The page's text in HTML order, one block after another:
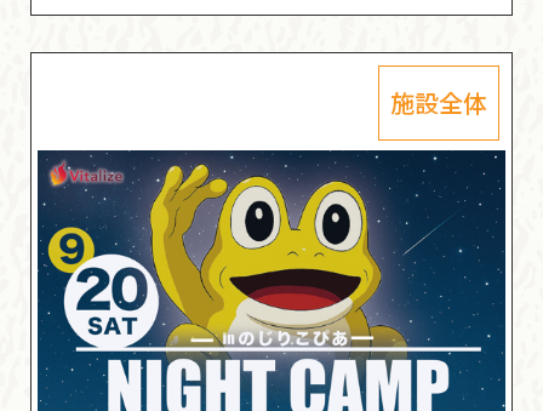
施設全体